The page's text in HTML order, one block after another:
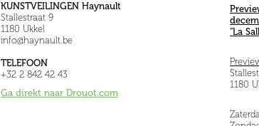
KUNSTVEILINGEN Haynault
Stallestraat 9
1180 Ukkel
info@haynault.be
TELEFOON
+32 2 842 42 43
Ga direkt naar Drouot.com
"La
1180